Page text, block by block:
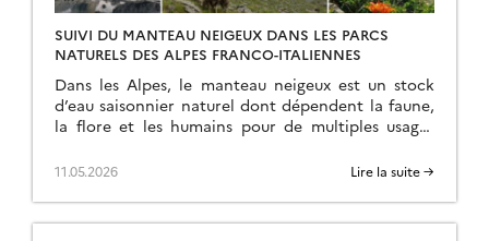
SUIVI DU MANTEAU NEIGEUX DANS LES PARCS
NATURELS DES ALPES FRANCO-ITALIENNES
Dans les Alpes, le manteau neigeux est un stock
d’eau saisonnier naturel dont dépendent la faune,
la flore et les humains pour de multiples usages
ACLIMO financé par le programme européen
mettre en oeuvre un outil d’estimation de
l’équivalent […]
11.05.2026 Lire la suite →